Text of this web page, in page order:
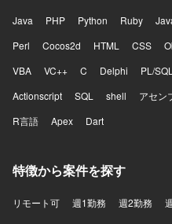
Java PHP Python Ruby
Perl
Cocos2d HTML CSS
VBA
VC++ C Delphi PL/SQL
Actionscript
SQL shell アセン
R言語
Apex Dart
特徴から案件を探す
リモート可 週1勤務 週2勤務